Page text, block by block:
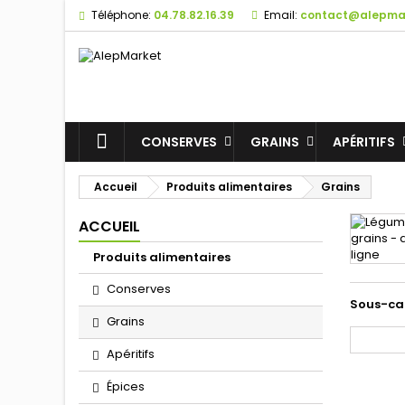
Téléphone: 04.78.82.16.39 Email:
CONSERVES GRAINS APÉRITIFS
Accueil Produits alimentaires Grains
ACCUEIL
Produits alimentaires
Conserves
Grains
Apéritifs
Épices
Sous-